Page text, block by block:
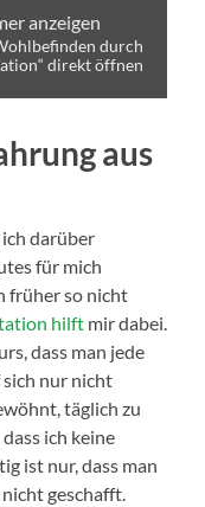
anzeigen
durch
direkt öffnen
aus
darüber
für mich
früher so nicht
hilft mir dabei.
dass man jede
nur nicht
täglich zu
ich keine
ist nur, dass man
geschafft.